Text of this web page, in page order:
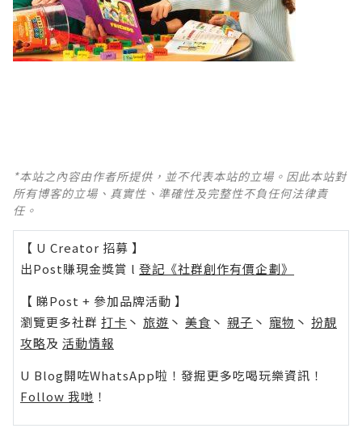
*本站之內容由作者所提供，並不代表本站的立場。因此本站對
所有博客的立場、真實性、準確性及完整性不負任何法律責
任。
【 U Creator 招募 】
出Post賺現金獎賞 l 登記《社群創作有價企劃》
【 睇Post + 參加品牌活動 】
瀏覽更多社群 打卡 丶 旅遊 丶 美食 丶 親子 丶 寵物 丶 扮靚
攻略及 活動情報
U Blog開咗WhatsApp啦！發掘更多吃喝玩樂資訊！
Follow 我哋 ！